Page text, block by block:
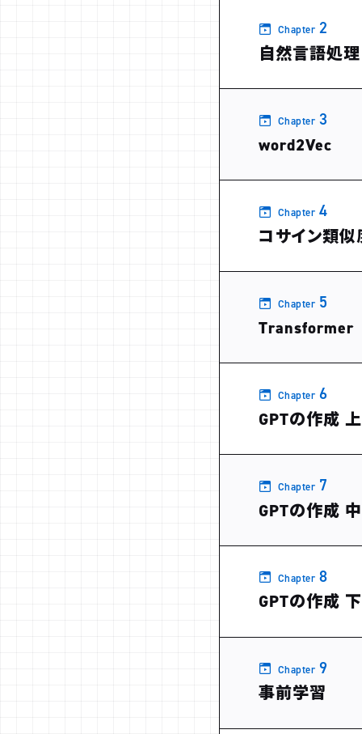
Chapter 2
自然言語処理
Chapter 3
word2Vec
Chapter 4
コサイン類似
Chapter 5
Transformer
Chapter 6
GPTの作成
Chapter 7
GPTの作成
Chapter 8
GPTの作成
Chapter 9
事前学習